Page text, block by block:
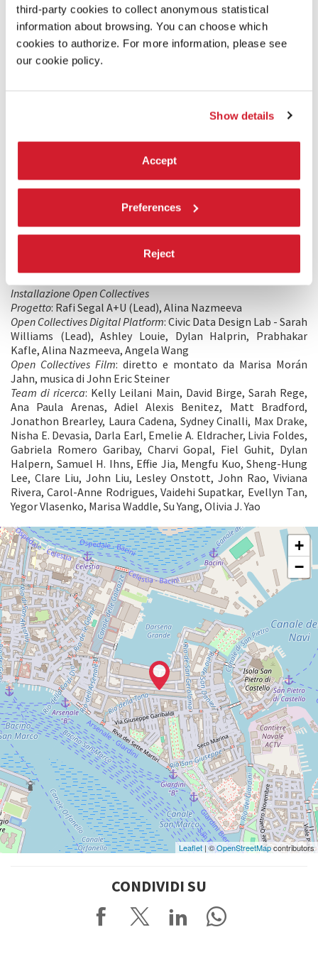
third-party cookies to collect anonymous statistical
information about browsing. You can choose which
cookies to authorize. For more information, please see
our cookie policy.
Show details
Accept
Preferences
Reject
Biennale Architettura 2021 - Sneak Peek:
Rafi Segal; Sarah Williams
CON IL SUPPORTO AGGIUNTIVO DI
Civic Data Design Lab, MIT
CREDITI DI PRODUZIONE
Installazione Open Collectives
Progetto: Rafi Segal A+U (Lead), Alina Nazmeeva
Open Collectives Digital Platform: Civic Data Design Lab - Sarah
Williams (Lead), Ashley Louie, Dylan Halprin, Prabhakar
Kafle, Alina Nazmeeva, Angela Wang
Open Collectives Film: diretto e montato da Marisa Morán
Jahn, musica di John Eric Steiner
Team di ricerca: Kelly Leilani Main, David Birge, Sarah Rege,
Ana Paula Arenas, Adiel Alexis Benitez, Matt Bradford,
Jonathon Brearley, Laura Cadena, Sydney Cinalli, Max Drake,
Nisha E. Devasia, Darla Earl, Emelie A. Eldracher, Livia Foldes,
Gabriela Romero Garibay, Charvi Gopal, Fiel Guhit, Dylan
Halpern, Samuel H. Ihns, Effie Jia, Mengfu Kuo, Sheng-Hung
Lee, Clare Liu, John Liu, Lesley Onstott, John Rao, Viviana
Rivera, Carol-Anne Rodrigues, Vaidehi Supatkar, Evellyn Tan,
Yegor Vlasenko, Marisa Waddle, Su Yang, Olivia J. Yao
ARSENALE
+
−
Leaflet| ©OpenStreetMapcontributors
CONDIVIDI SU